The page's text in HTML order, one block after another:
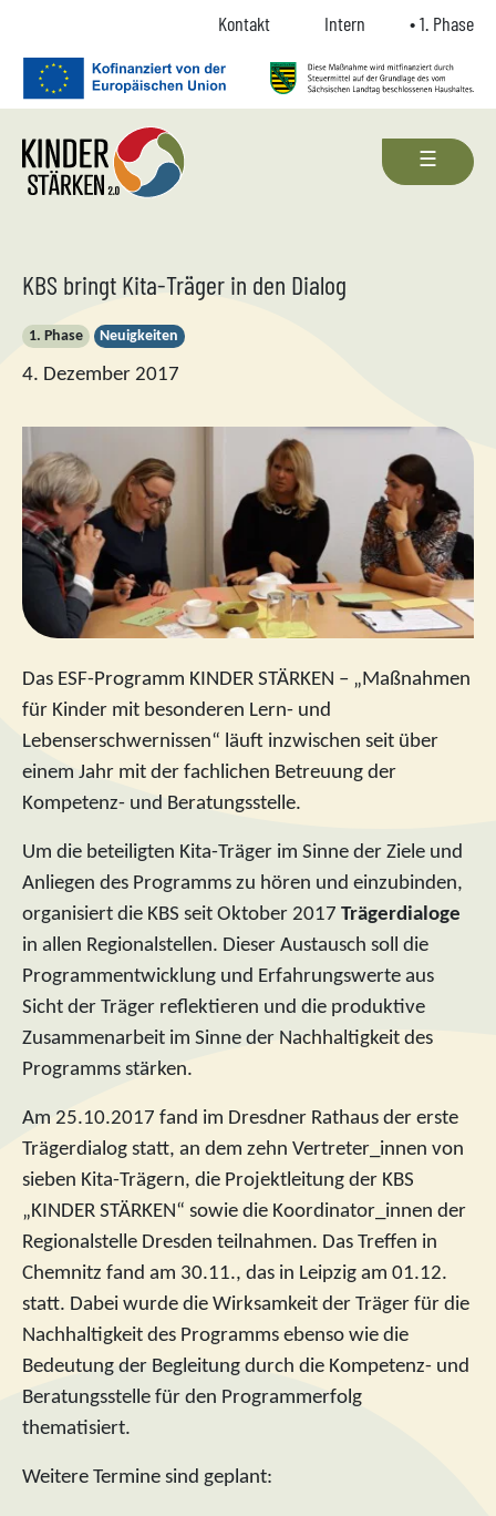
Zum Fußbereich und Kontakt springen
Kontakt Intern 1. Phase
KBS bringt Kita-Träger in den Dialog
1. Phase Neuigkeiten
4. Dezember 2017
Das ESF-Programm KINDER STÄRKEN – „Maßnahmen
für Kinder mit besonderen Lern- und
Lebenserschwernissen“ läuft inzwischen seit über
einem Jahr mit der fachlichen Betreuung der
Kompetenz- und Beratungsstelle.
Um die beteiligten Kita-Träger im Sinne der Ziele und
Anliegen des Programms zu hören und einzubinden,
organisiert die KBS seit Oktober 2017 Trägerdialoge
in allen Regionalstellen. Dieser Austausch soll die
Programmentwicklung und Erfahrungswerte aus
Sicht der Träger reflektieren und die produktive
Zusammenarbeit im Sinne der Nachhaltigkeit des
Programms stärken.
Am 25.10.2017 fand im Dresdner Rathaus der erste
Trägerdialog statt, an dem zehn Vertreter_innen von
sieben Kita-Trägern, die Projektleitung der KBS
„KINDER STÄRKEN“ sowie die Koordinator_innen der
Regionalstelle Dresden teilnahmen. Das Treffen in
Chemnitz fand am 30.11., das in Leipzig am 01.12.
statt. Dabei wurde die Wirksamkeit der Träger für die
Nachhaltigkeit des Programms ebenso wie die
Bedeutung der Begleitung durch die Kompetenz- und
Beratungsstelle für den Programmerfolg
thematisiert.
Weitere Termine sind geplant: